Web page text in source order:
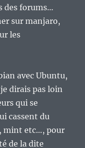
des forums…
sur manjaro,
les
avec Ubuntu,
dirais pas loin
qui se
cassent du
mint etc…, pour
de la dite